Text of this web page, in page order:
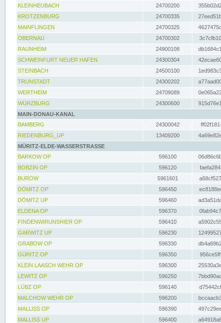
KLEINHEUBACH 24700200
KROTZENBURG
24700335
MAINFLINGEN
24700325
OBERNAU
24700302
RAUNHEIM
24900108
SCHWEINFURT NEUER HAFEN
24300304
STEINBACH
24500100
TRUNSTADT
24300202
WERTHEIM
24709089
WÜRZBURG
24300600
MAIN-DONAU-KANAL
BAMBERG
24300042
RIEDENBURG_UP
13409200
MÜRITZ-ELDE-WASSERSTRASSE
BARKOW OP
596100
BOBZIN OP
596120
BUROW
5961601
DÖMITZ OP
596450
DÖMITZ UP
596460
ELDENA OP
596370
FINDENWIRUNSHIER OP
596410
GARWITZ UP
596230
GRABOW OP
596330
GÜRITZ OP
596350
KLEIN LAASCH WEHR OP
596300
LEWITZ OP
596250
LÜBZ OP
596140
MALCHOW WEHR OP
596200
MALLISS OP
596390
MALLISS UP
596400